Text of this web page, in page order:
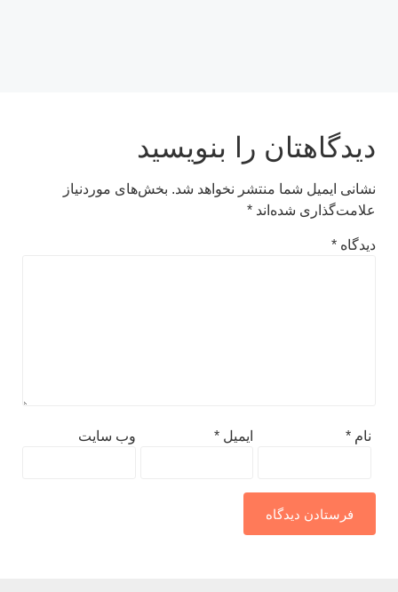
دیدگاهتان را بنویسید
نشانی ایمیل شما منتشر نخواهد شد. بخش‌های موردنیاز
علامت‌گذاری شده‌اند *
دیدگاه *
نام * ایمیل * وب‌ سایت